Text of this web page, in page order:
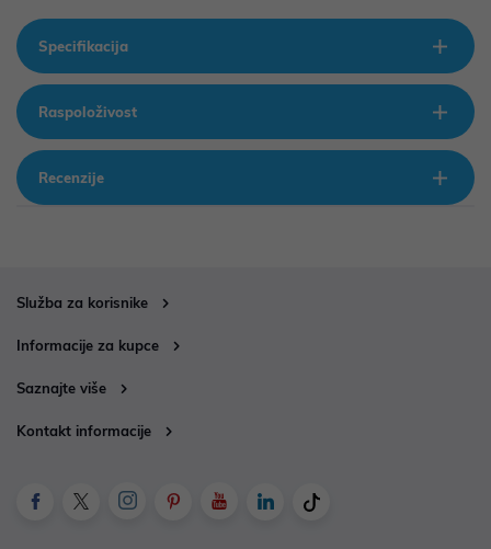
Specifikacija
Raspoloživost
Recenzije
Služba za korisnike
Informacije za kupce
Saznajte više
Kontakt informacije